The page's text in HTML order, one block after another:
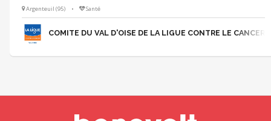
collaboration avec la responsable prévention et la chargée de prévention
ainsi qu'avec les autres bénévoles prévention.
Argenteuil (95) • Santé
COMITE DU VAL D'OISE DE LA LIGUE CONTRE LE CANCER